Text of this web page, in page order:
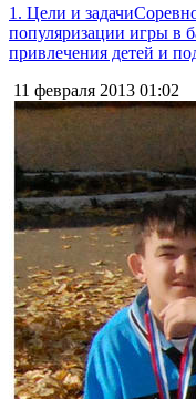
1. Цели и
популяризации игры в
привлечения детей и
11 февраля 2013 01:02